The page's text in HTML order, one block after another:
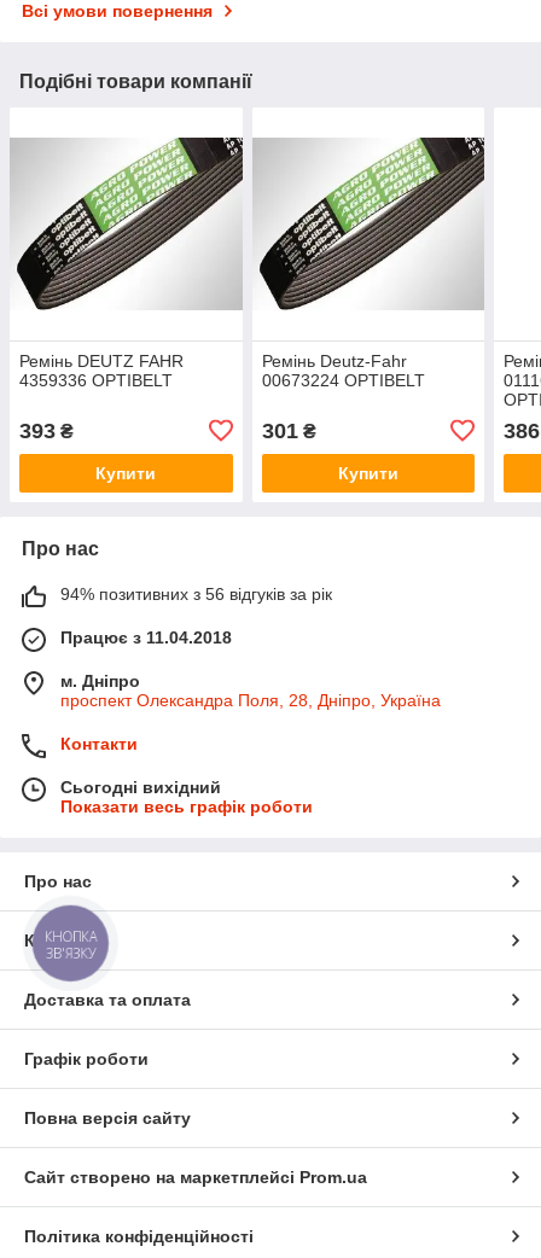
Всі умови повернення
Подібні товари компанії
Ремінь DEUTZ FAHR
4359336 OPTIBELT
393 ₴
Купити
Ремінь Deutz-Fahr
00673224 OPTIBELT
301₴
Купити
386
Про нас
94% позитивних з 56 відгуків за рік
Працює з 11.04.2018
м. Дніпро
проспект Олександра Поля, 28, Дніпро, Україна
Контакти
Сьогодні вихідний
Показати весь графік роботи
Про нас
Контакти
Доставка та оплата
Графік роботи
Повна версія сайту
Сайт створено на маркетплейсі Prom.ua
Політика конфіденційності
КНОПКА
ЗВ'ЯЗКУ